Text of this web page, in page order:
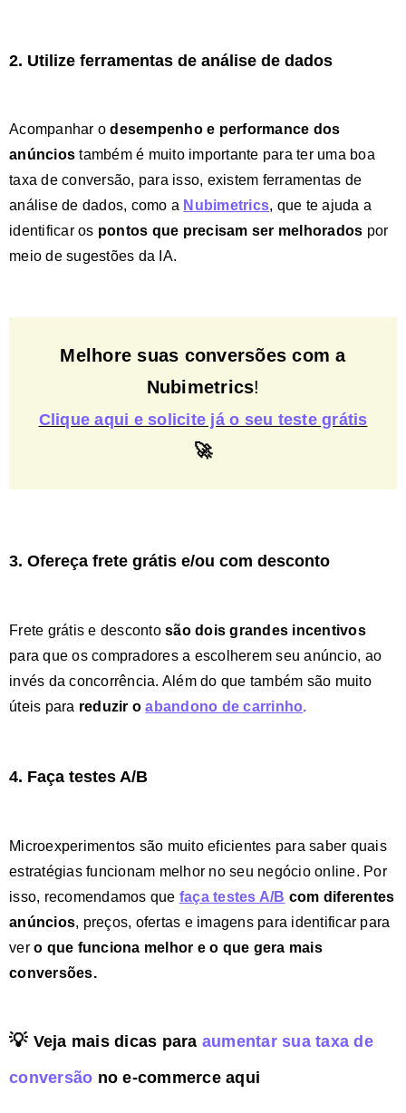
2. Utilize ferramentas de análise de dados
Acompanhar odesempenho e performance dos
anúncios também é muito importante para ter uma boa
taxa de conversão, para isso, existem ferramentas de
análise de dados, como a Nubimetrics, que te ajuda a
identificar os pontos que precisam ser melhorados por
meio de sugestões da IA.
Melhore suas conversões com a
Nubimetrics!
Clique aqui e solicite já o seu teste grátis
🚀
3. Ofereça frete grátis e/ou com desconto
Frete grátis e desconto são dois grandes incentivos
para que os compradores a escolherem seu anúncio, ao
invés da concorrência. Além do que também são muito
úteis para reduzir o abandono de carrinho.
4. Faça testes A/B
Microexperimentos são muito eficientes para saber quais
estratégias funcionam melhor no seu negócio online. Por
isso, recomendamos que faça testes A/B com diferentes
anúncios, preços, ofertas e imagens para identificar para
ver o que funciona melhor e o que gera mais
conversões.
💡 Veja mais dicas para aumentar sua taxa de
conversão no e-commerce aqui